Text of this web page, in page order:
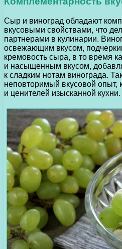
Сыр и виноград обладают
вкусовыми свойствами, что
партнерами в кулинарии.
освежающим вкусом,
кремовость сыра, в то время
и насыщенным вкусом,
к сладким нотам винограда.
неповторимый вкусовой опыт,
и ценителей изысканной кухни.